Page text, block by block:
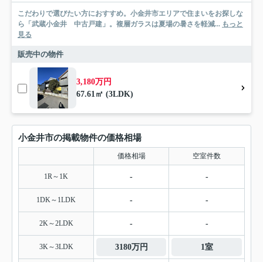
こだわりで選びたい方におすすめ。小金井市エリアで住まいをお探しな
ら「武蔵小金井 中古戸建」。複層ガラスは夏場の暑さを軽減... もっと
見る
販売中の物件
3,180万円
67.61㎡ (3LDK)
小金井市の掲載物件の価格相場
価格相場 空室件数
1R～1K - -
1DK～1LDK - -
2K～2LDK - -
3K～3LDK 3180万円 1室